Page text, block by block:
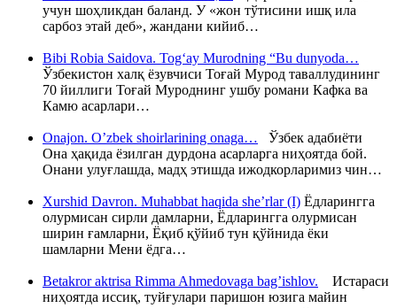
учун шоҳликдан баланд. У «жон тўтисини ишқ ила
сарбоз этай деб», жандани кийиб…
Bibi Robia Saidova. Tog‘ay Murodning “Bu dunyoda…
Ўзбекистон халқ ёзувчиси Тоғай Мурод таваллудининг
70 йиллиги Тоғай Муроднинг ушбу романи Кафка ва
Камю асарлари…
Onajon. O’zbek shoirlarining onaga… Ўзбек адабиёти
Она ҳақида ёзилган дурдона асарларга ниҳоятда бой.
Онани улуғлашда, мадҳ этишда ижодкорларимиз чин…
Xurshid Davron. Muhabbat haqida she’rlar (I) Ёдларингга
олурмисан сирли дамларни, Ёдларингга олурмисан
ширин ғамларни, Ёқиб қўйиб тун қўйнида ёки
шамларни Мени ёдга…
Betakror aktrisa Rimma Ahmedovaga bag’ishlov. Истараси
ниҳоятда иссиқ, туйғулари паришон юзига майин